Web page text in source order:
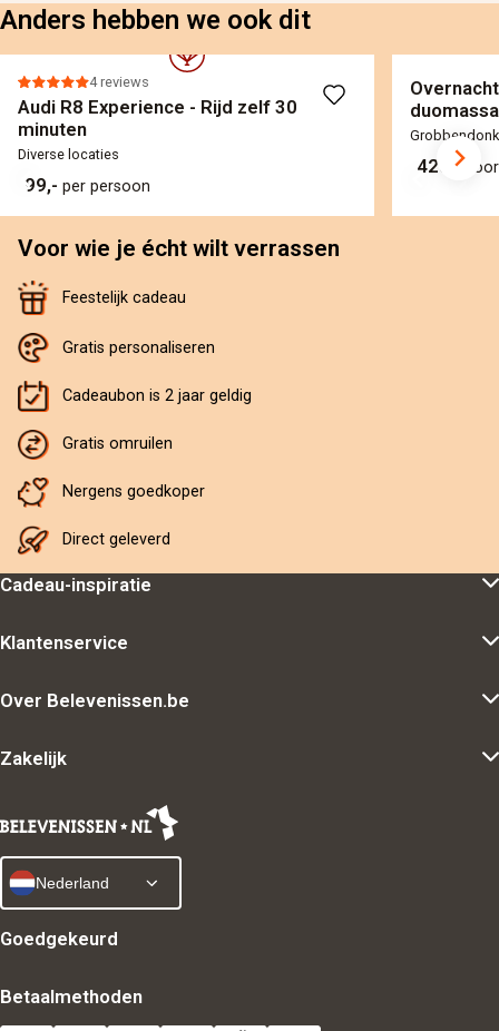
Anders hebben we ook dit
4 reviews
Audi R8 Experience - Rijd zelf 30
minuten
Diverse locaties
99,- per persoon
Grobbendonk
420,-
Voor wie je écht wilt verrassen
Feestelijk cadeau
Gratis personaliseren
Cadeaubon is 2 jaar geldig
Gratis omruilen
Nergens goedkoper
Direct geleverd
Cadeau-inspiratie
Klantenservice
Over Belevenissen.be
Zakelijk
Nederland
Goedgekeurd
Betaalmethoden